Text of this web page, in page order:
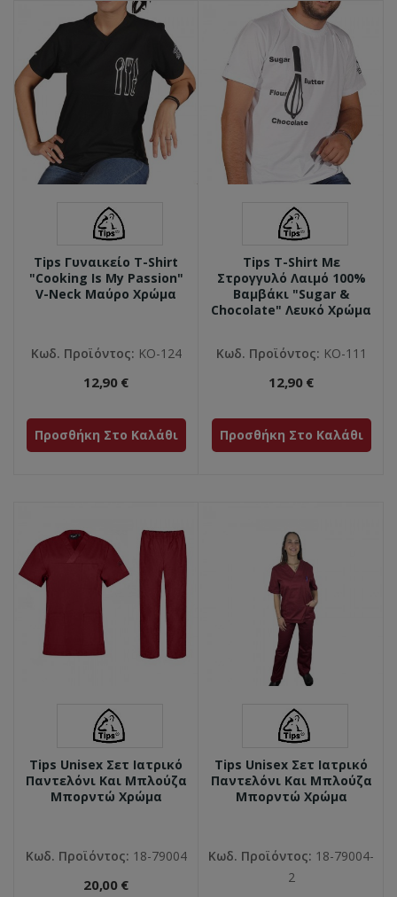
Tips Γυναικείο T-Shirt
"Cooking Is My Passion"
V-Neck Mαύρο Χρώμα
Κωδ. Προϊόντος: ΚΟ-124
12,90 €
Προσθήκη Στο Καλάθι
Tips T-Shirt Με
Στρογγυλό Λαιμό 100%
Βαμβάκι "Sugar &
Chocolate" Λευκό Χρώμα
Κωδ. Προϊόντος: ΚΟ-111
12,90 €
Προσθήκη Στο Καλάθι
Tips Unisex Σετ Ιατρικό
Παντελόνι Και Μπλούζα
Μπορντώ Χρώμα
Κωδ. Προϊόντος: 18-79004
20,00 €
Tips Unisex Σετ Ιατρικό
Παντελόνι Και Μπλούζα
Μπορντώ Χρώμα
Κωδ. Προϊόντος: 18-79004-
2